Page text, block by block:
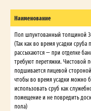
Наименование
Пол шпунтованный толщиной
(Так как во время усадки сруба
рассыхаются — при отделке
требуют перетяжки. Чистовой
подшивается лицевой
чтобы во время усадки можно
использовать сруб как
помещение и не повредить
пола)